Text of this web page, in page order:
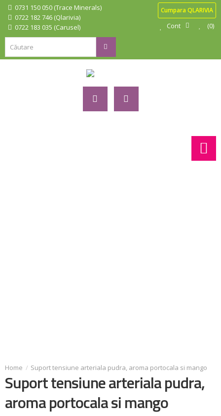
0731 150 050 (Trace Minerals)
0722 182 746 (Qlarivia)
0722 183 035 (Carusel)
Cumpara QLARIVIA
Cont 0
Suport tensiune arteriala pudra, aroma portocala si mango
Suport tensiune arteriala pudra,
aroma portocala si mango